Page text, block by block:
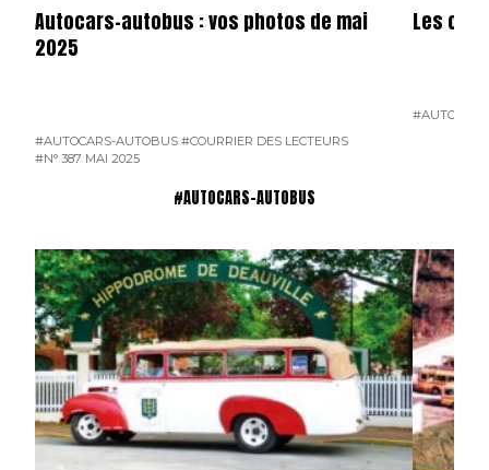
Autocars-autobus : vos photos de mai
2025
#AUTOCARS-AUTOBUS #COURRIER DES LECTEURS
#N° 387 MAI 2025
Les
#AUTOCARS-AUTOBUS